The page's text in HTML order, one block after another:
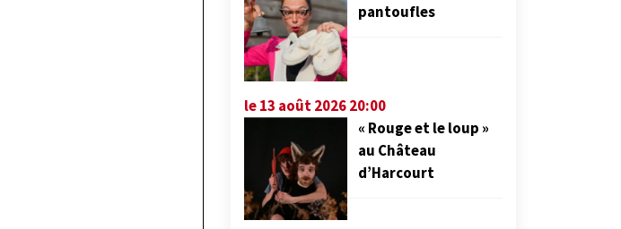
pantoufles
le 13 août 2026 20:00
« Rouge et le loup »
au Château
d’Harcourt